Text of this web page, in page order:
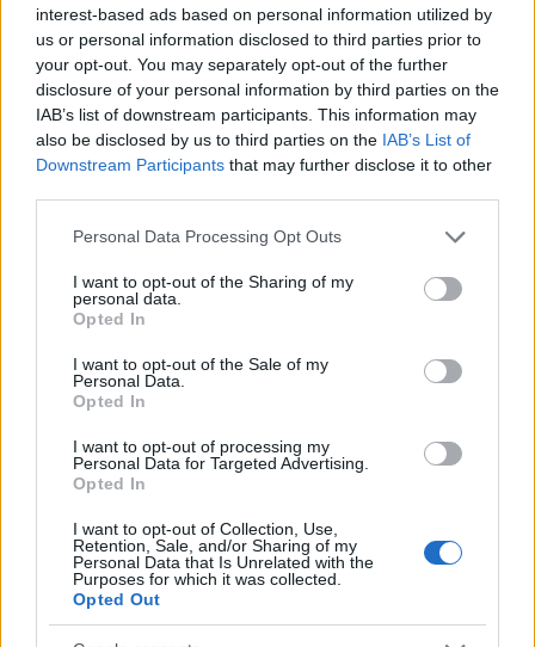
interest-based ads based on personal information utilized by
us or personal information disclosed to third parties prior to
your opt-out. You may separately opt-out of the further
disclosure of your personal information by third parties on the
IAB’s list of downstream participants. This information may
also be disclosed by us to third parties on the IAB’s List of
Downstream Participants that may further disclose it to other
Please note that this website/app uses one or more Google
not limited to your visit or usage behaviour. You may click to
grant or deny consent to Google and its third-party tags to
use your data for below specified purposes in below Google
consent section.
Personal Data Processing Opt Outs
I want to opt-out of the Sharing of my
personal data.
Opted In
I want to opt-out of the Sale of my
Personal Data.
Opted In
I want to opt-out of processing my
Personal Data for Targeted Advertising.
Opted In
I want to opt-out of Collection, Use,
Retention, Sale, and/or Sharing of my
Personal Data that Is Unrelated with the
Purposes for which it was collected.
Opted Out
TeSzedd, idén újra!
Megyeri Szabolcs 2013. szeptember 10.
Szemetelni könnyű, a széthajigált dolgokat eltüntetni
már sokkal nehezebb. Az első tevékenységre
sokaknak nagy a hajlandóságuk, az utóbbira már
jóval kevesebbeknek, hisz valamit ledobni sokkal
könnyebb, mint felszedni. Az utcai szemét is bántja a
szemet, de a (bel)városi…
Japánból, szeretettel